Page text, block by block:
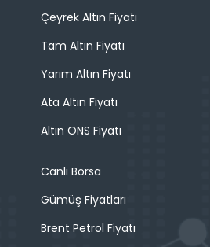
Çeyrek Altın Fiyatı
Tam Altın Fiyatı
Yarım Altın Fiyatı
Ata Altın Fiyatı
Altın ONS Fiyatı
Canlı Borsa
Gümüş Fiyatları
Brent Petrol Fiyatı